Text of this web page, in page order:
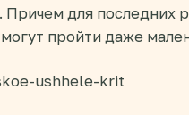
Причем для
пройти даже